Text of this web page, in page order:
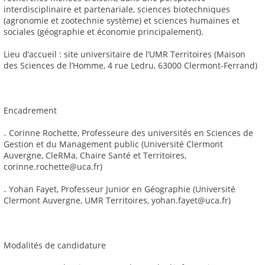
interdisciplinaire et partenariale, sciences biotechniques
(agronomie et zootechnie système) et sciences humaines et
sociales (géographie et économie principalement).
Lieu d’accueil : site universitaire de l’UMR Territoires (Maison
des Sciences de l’Homme, 4 rue Ledru, 63000 Clermont-Ferrand)
Encadrement
₋ Corinne Rochette, Professeure des universités en Sciences de
Gestion et du Management public (Université Clermont
Auvergne, CleRMa, Chaire Santé et Territoires,
corinne.rochette@uca.fr)
₋ Yohan Fayet, Professeur Junior en Géographie (Université
Clermont Auvergne, UMR Territoires, yohan.fayet@uca.fr)
Modalités de candidature